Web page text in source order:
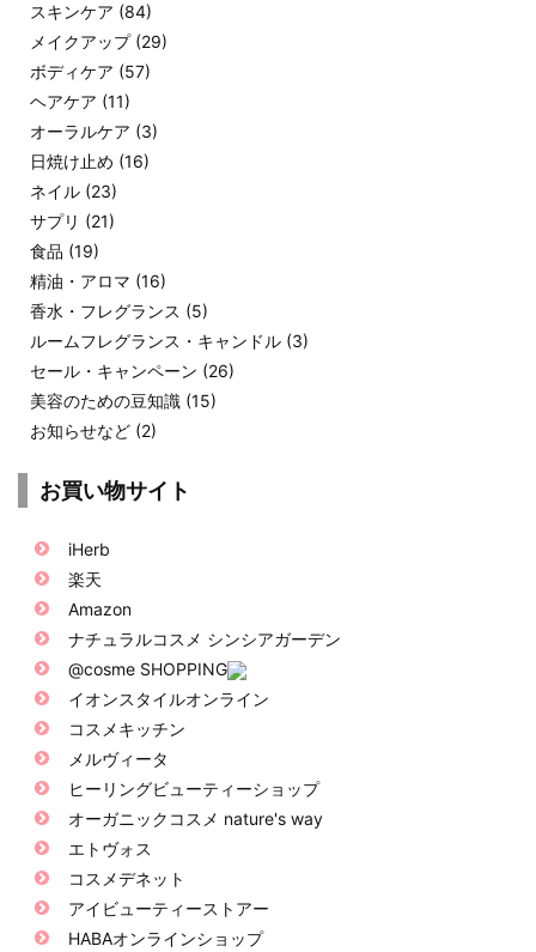
スキンケア (84)
メイクアップ (29)
ボディケア (57)
ヘアケア (11)
オーラルケア (3)
日焼け止め (16)
ネイル (23)
サプリ (21)
食品 (19)
精油・アロマ (16)
香水・フレグランス (5)
ルームフレグランス・キャンドル (3)
セール・キャンペーン (26)
美容のための豆知識 (15)
お知らせなど (2)
お買い物サイト
iHerb
楽天
Amazon
ナチュラルコスメ シンシアガーデン
@cosme SHOPPING
イオンスタイルオンライン
コスメキッチン
メルヴィータ
ヒーリングビューティーショップ
オーガニックコスメ nature's way
エトヴォス
コスメデネット
アイビューティーストアー
HABAオンラインショップ